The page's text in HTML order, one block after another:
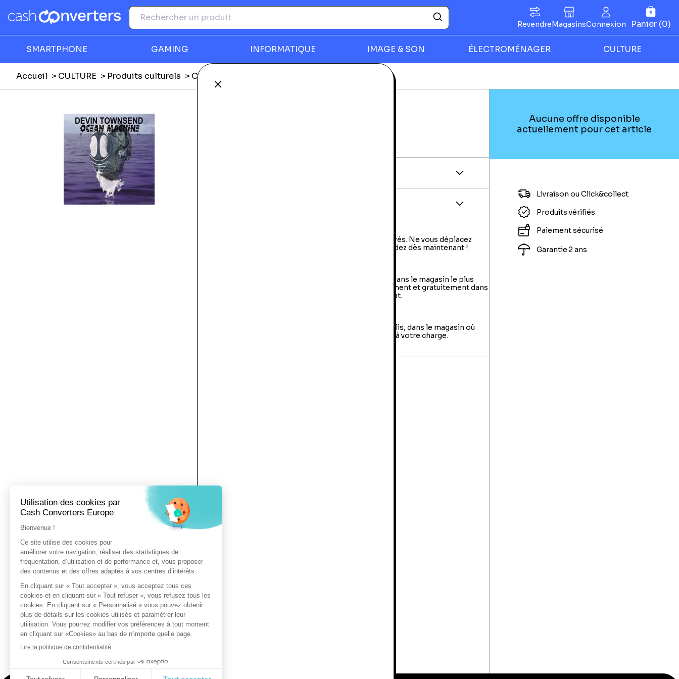
Panier (0)
RevendreMagasinsConnexion
SMARTPHONE GAMING INFORMATIQUE IMAGE & SON ÉLECTROMÉNAGER CULTURE
Fermer
Accueil CULTURE Produits culturels CD musique
Livraison à domicile : livraison sous 2 à 5 jours ouvrés. Ne vous déplacez
plus, votre colis arrive à votre domicile ! Commandez dès maintenant !
Le retrait en magasin : sélectionner vos produits dans le magasin le plus
proche de chez vous et retirer votre colis directement et gratuitement dans
le magasin au sein duquel vous avez effectué l’achat.
Vous avez jusqu'à 14 jours pour retourner votre colis, dans le magasin où
vous avez fait votre achat. Les frais de retour sont à votre charge.
Aucune offre disponible
actuellement pour cet article
Livraison ou Click&collect
Produits vérifiés
Paiement sécurisé
Garantie 2 ans